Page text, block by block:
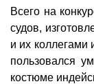
Всего на
судов,
и их коллегами
пользовался
костюме